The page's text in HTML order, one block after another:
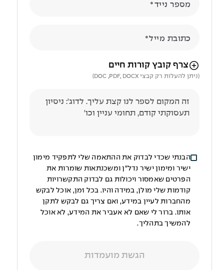
מספר נייד
כתובת מייל
הניווט לאחר העלאת הקובץ באמצעות מקש ה-TAB
צרף קובץ קורות חיים
(ניתן להעלות רק קבצי DOC ,PDF, DOCX)
הבנתי שכדי לבדוק את ההתאמה שלי לתפקיד מימון
ישיר ומימון ישיר נדל"ן ומשכנתאות שומרות את
הפרטים שאמסור ויכולות גם לבדוק התקשרויות
קודמות שלי מולן, במידה והיו. בכל זמן, אוכל לבקש
מהחברות לעיין במידע, ואם צריך גם לבקש לתקן
אותו. ברור לי שאם לא אעביר את המידע, לא אוכל
להמשיך בתהליך.
הגשת מועמדות